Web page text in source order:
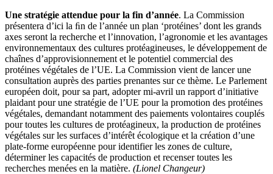
Une stratégie attendue pour la fin d’année. La Commission
présentera d’ici la ﬁn de l’année un plan ‘protéines’ dont les grands
axes seront la recherche et l’innovation, l’agronomie et les avantages
environnementaux des cultures protéagineuses, le développement de
chaînes d’approvisionnement et le potentiel commercial des
protéines végétales de l’UE. La Commission vient de lancer une
consultation auprès des parties prenantes sur ce thème. Le Parlement
européen doit, pour sa part, adopter mi-avril un rapport d’initiative
plaidant pour une stratégie de l’UE pour la promotion des protéines
végétales, demandant notamment des paiements volontaires couplés
pour toutes les cultures de protéagineux, la production de protéines
végétales sur les surfaces d’intérêt écologique et la création d’une
plate-forme européenne pour identifier les zones de culture,
déterminer les capacités de production et recenser toutes les
recherches menées en la matière. (Lionel Changeur)